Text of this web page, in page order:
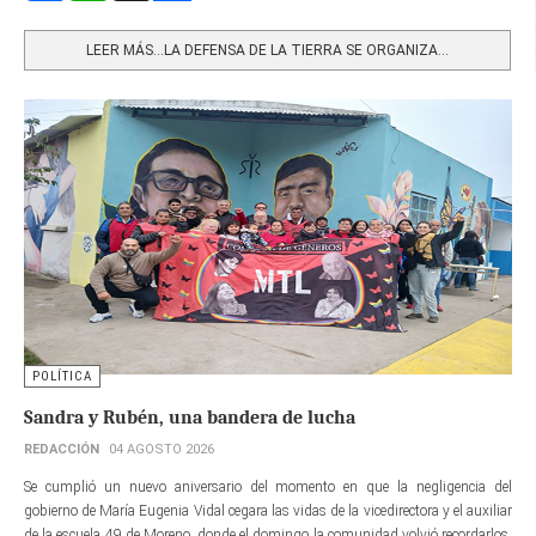
LEER MÁS…LA DEFENSA DE LA TIERRA SE ORGANIZA...
POLÍTICA
Sandra y Rubén, una bandera de lucha
REDACCIÓN 04 AGOSTO 2026
Se cumplió un nuevo aniversario del momento en que la negligencia del
gobierno de María Eugenia Vidal cegara las vidas de la vicedirectora y el auxiliar